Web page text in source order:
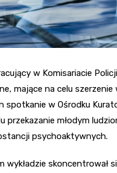
w Komisariacie
mające na celu
spotkanie w Ośrodku
przekazanie młodym
psychoaktywnych.
wykładzie skoncentrował